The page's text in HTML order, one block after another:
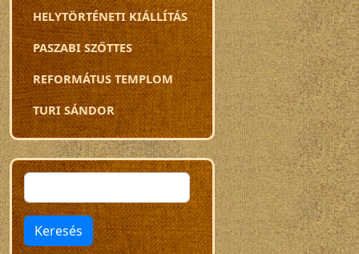
HELYTÖRTÉNETI KIÁLLÍTÁS
PASZABI SZŐTTES
REFORMÁTUS TEMPLOM
TURI SÁNDOR
Keresés
Keresés